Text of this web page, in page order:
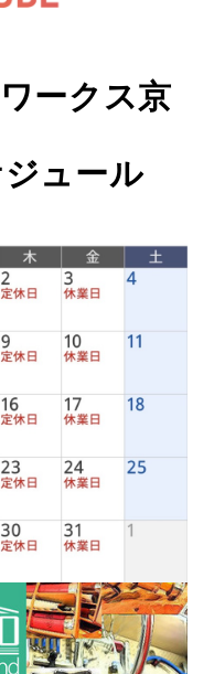
ークス京
ュール